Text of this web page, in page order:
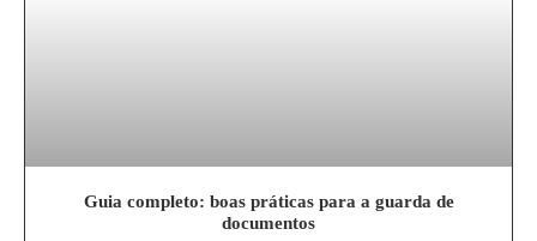
Guia completo: boas práticas para a guarda de
documentos